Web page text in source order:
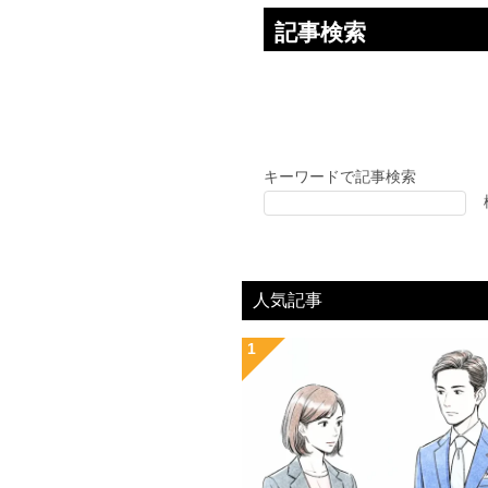
記事検索
キーワードで記事検索
人気記事